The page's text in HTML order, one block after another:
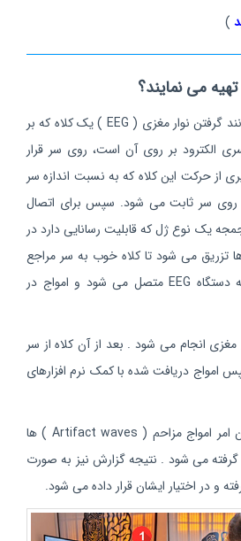
)
می نمایند؟
برای تهیه نقشه مغزی همانند گرفتن نوار مغزی ( EEG ) یک کلاه که بر
الکترود بر روی آن است، روی سر قرار
از حرکت این کلاه که به نسبت اندازه سر
روی سر ثابت می شود. سپس برای اتصال
یک نوع ژل که قابلیت رسانایی دارد در
تزریق می شود تا کلاه خوب به سر مراجع
بچسبد. بعد از آن کلاه به دستگاه EEG متصل می شود و امواج در
مغزی انجام می شود . بعد از آن کلاه از سر
امواج دریافت شده با کمک نرم افزارهای
سپس توسط متخصص این امر امواج مزاحم ( Artifact waves ) ها
گرفته می شود . نتیجه گزارش نیز به صورت
و در اختیار ایشان قرار داده می شود.